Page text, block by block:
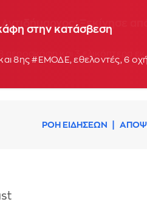
Ξεκίνησε
στην κατάσβεση
8ης #ΕΜΟΔΕ, εθελοντές, 6
ΡΟΗ ΕΙΔΗΣΕΩΝ